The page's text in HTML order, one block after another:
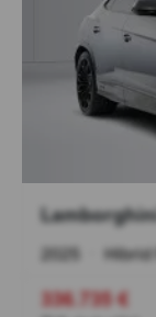
2025 Hibrid
336.735 €